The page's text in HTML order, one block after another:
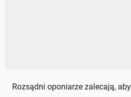
Rozsądni oponiarze zalecają,